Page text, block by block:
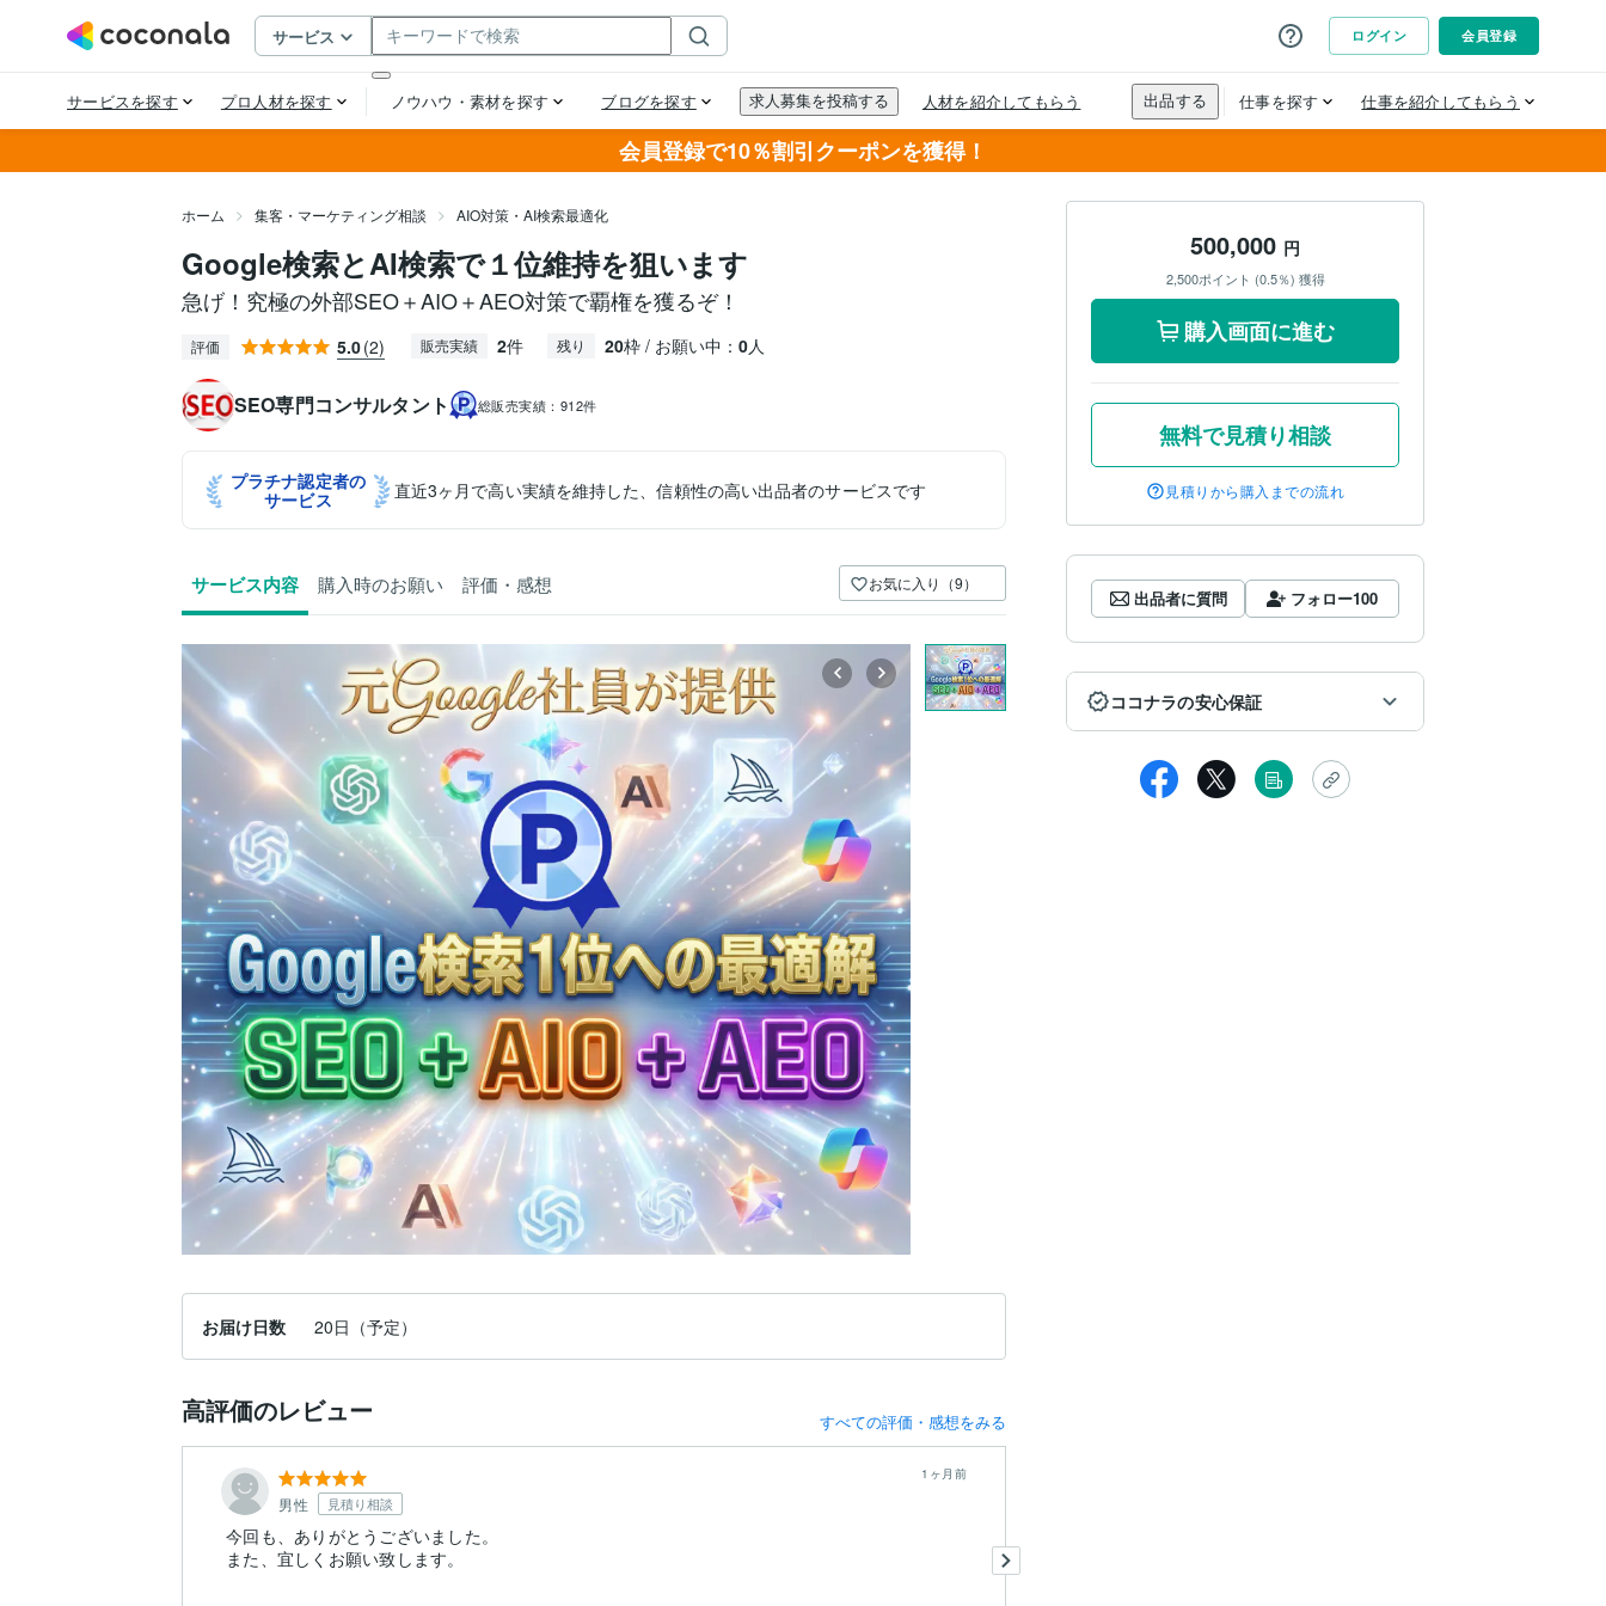
会員登録で10％割引クーポンを獲得！
ホーム 集客・マーケティング相談 AIO対策・AI検索最適化
Google検索とAI検索で１位維持を狙います
急げ！究極の外部SEO＋AIO＋AEO対策で覇権を獲るぞ！
評価 5.0(2) 販売実績 2件 残り 20枠 / お願い中： 0人
SEO専門コンサルタント 総販売実績： 912件
プラチナ認定者の
サービス
直近3ヶ月で高い実績を維持した、信頼性の高い出品者のサービスです
サービス内容 購入時のお願い 評価・感想 お気に入り（9）
お届け日数 20日（予定）
高評価のレビュー すべての評価・感想をみる
男性 見積り相談
1ヶ月前
今回も、ありがとうございました。
また、宜しくお願い致します。
500,000 円
2,500ポイント (0.5％) 獲得
購入画面に進む
無料で見積り相談
見積りから購入までの流れ
出品者に質問 フォロー100
ココナラの安心保証